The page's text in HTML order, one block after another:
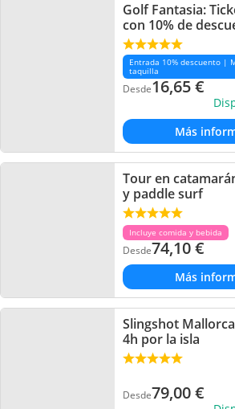
Golf Fantasia:
con 10% de
Entrada 10% descuento |
taquilla
Desde16,65€
Más
Tour en
y paddle surf
Incluye comida y bebida
Desde74,10€
Más
Slingshot
4h por la isla
Desde79,00€